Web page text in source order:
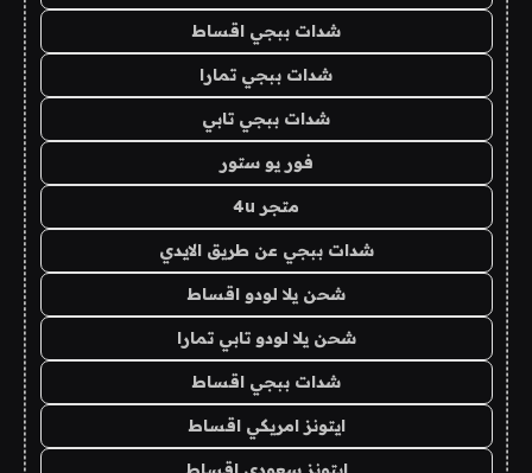
شدات ببجي اقساط
شدات ببجي تمارا
شدات ببجي تابي
فور يو ستور
متجر 4u
شدات ببجي عن طريق الايدي
شحن يلا لودو اقساط
شحن يلا لودو تابي تمارا
شدات ببجي اقساط
ايتونز امريكي اقساط